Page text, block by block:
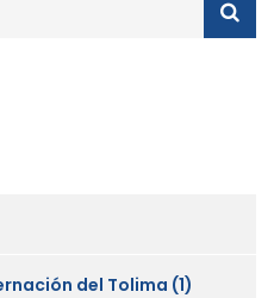
del Tolima (1)